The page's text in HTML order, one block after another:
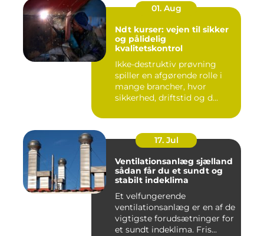
01. Aug
Ndt kurser: vejen til sikker
og pålidelig
kvalitetskontrol
Ikke-destruktiv prøvning
spiller en afgørende rolle i
mange brancher, hvor
sikkerhed, driftstid og d...
17. Jul
Ventilationsanlæg sjælland
sådan får du et sundt og
stabilt indeklima
Et velfungerende
ventilationsanlæg er en af de
vigtigste forudsætninger for
et sundt indeklima. Fris...